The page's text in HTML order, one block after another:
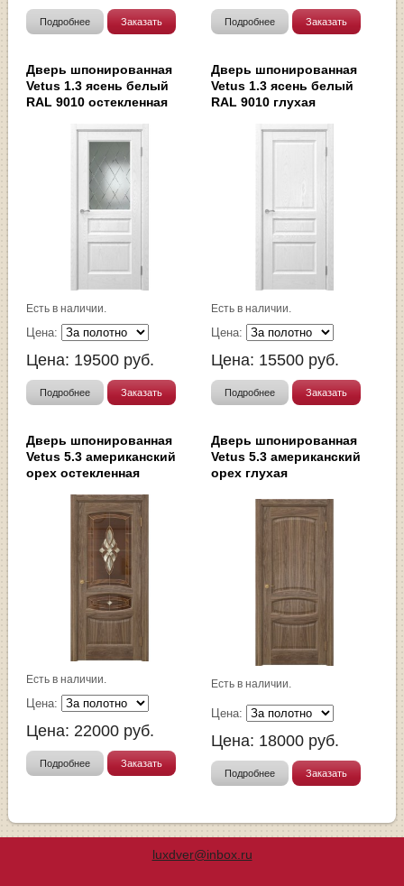
Подробнее Заказать Подробнее Заказать
Дверь шпонированная
Vetus 1.3 ясень белый
RAL 9010 остекленная
Есть в наличии.
Цена:
Цена: 19500 руб.
Подробнее Заказать
Дверь шпонированная
Vetus 1.3 ясень белый
RAL 9010 глухая
Есть в наличии.
Цена:
Цена: 15500 руб.
Подробнее Заказать
Дверь шпонированная
Vetus 5.3 американский
орех остекленная
Есть в наличии.
Цена:
Цена: 22000 руб.
Подробнее Заказать
Дверь шпонированная
Vetus 5.3 американский
орех глухая
Есть в наличии.
Цена:
Цена: 18000 руб.
Подробнее Заказать
luxdver@inbox.ru